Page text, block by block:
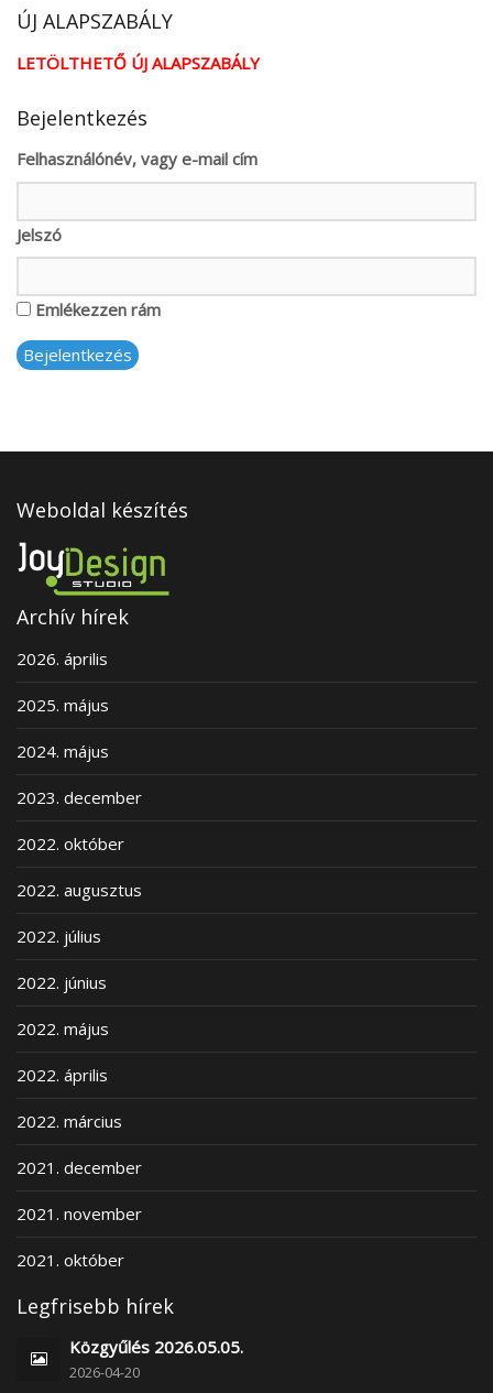
ÚJ ALAPSZABÁLY
LETÖLTHETŐ ÚJ ALAPSZABÁLY
Bejelentkezés
Felhasználónév, vagy e-mail cím
Jelszó
Emlékezzen rám
Bejelentkezés
Weboldal készítés
Archív hírek
2026. április
2025. május
2024. május
2023. december
2022. október
2022. augusztus
2022. július
2022. június
2022. május
2022. április
2022. március
2021. december
2021. november
2021. október
Legfrisebb hírek
Közgyűlés 2026.05.05.
2026-04-20